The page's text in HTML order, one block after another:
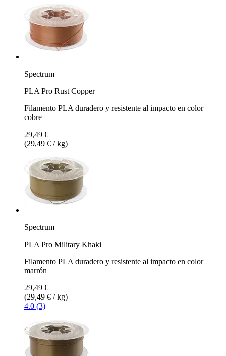
Spectrum
PLA Pro Rust Copper
Filamento PLA duradero y resistente al impacto en color
cobre
29,49 €
(29,49 € / kg)
Spectrum
PLA Pro Military Khaki
Filamento PLA duradero y resistente al impacto en color
marrón
29,49 €
(29,49 € / kg)
4.0 (3)